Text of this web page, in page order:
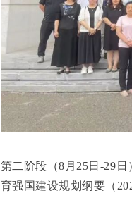
第二阶段（8月25日-29
育强国建设规划纲要（